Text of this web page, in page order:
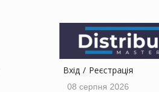
Вхід Реєстрація
08 серпня 2026